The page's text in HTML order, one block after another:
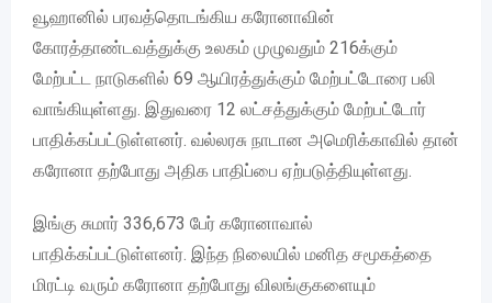
வூஹானில் பரவத்தொடங்கிய கரோனாவின்
கோரத்தாண்டவத்துக்கு உலகம் முழுவதும் 216க்கும்
மேற்பட்ட நாடுகளில் 69 ஆயிரத்துக்கும் மேற்பட்டோரை பலி
வாங்கியுள்ளது. இதுவரை 12 லட்சத்துக்கும் மேற்பட்டோர்
பாதிக்கப்பட்டுள்ளனர். வல்லரசு நாடான அமெரிக்காவில் தான்
கரோனா தற்போது அதிக பாதிப்பை ஏற்படுத்தியுள்ளது.
இங்கு சுமார் 336,673 பேர் கரோனாவால்
பாதிக்கப்பட்டுள்ளனர். இந்த நிலையில் மனித சமூகத்தை
மிரட்டி வரும் கரோனா தற்போது விலங்குகளையும்